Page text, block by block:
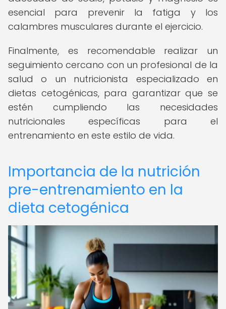
esencial para prevenir la fatiga y los
calambres musculares durante el ejercicio.
Finalmente, es recomendable realizar un
seguimiento cercano con un profesional de la
salud o un nutricionista especializado en
dietas cetogénicas, para garantizar que se
estén cumpliendo las necesidades
nutricionales específicas para el
entrenamiento en este estilo de vida.
Importancia de la nutrición
pre-entrenamiento en la
dieta cetogénica